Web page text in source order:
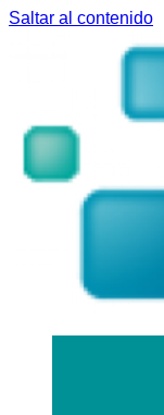
Saltar al contenido